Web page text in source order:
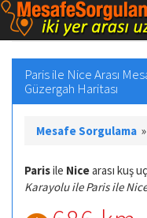
Paris ile Nice Arası
Güzergah Haritası
Mesafe Sorgulama »
Parisile Nicearası kuş
Karayolu ile Paris ile